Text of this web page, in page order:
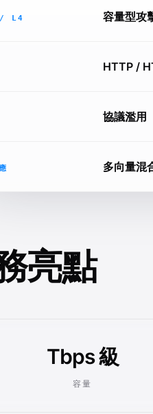
L4 容量型攻
HTTP /
協議濫用
多向量混
亮點
Tbps 級
容量